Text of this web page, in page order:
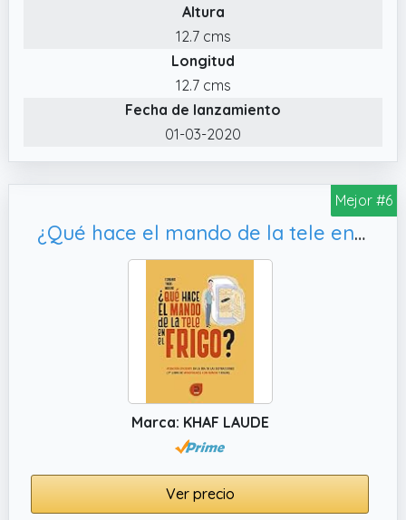
Altura
12.7 cms
Longitud
12.7 cms
Fecha de lanzamiento
01-03-2020
Mejor #6
¿Qué hace el mando de la tele en el frigo?: Atención eficiente en la era de las distracciones. Primer libro de mindfulness con humor y rigor (Expresarte)
Marca: KHAF LAUDE
Ver precio